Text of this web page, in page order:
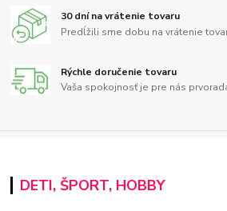
30 dní na vrátenie tovaru
Predĺžili sme dobu na vrátenie
Rýchle doručenie tovaru
Vaša spokojnosť je pre nás
DETI, ŠPORT, HOBBY